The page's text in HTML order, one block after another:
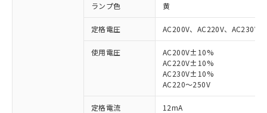
ランプ色 黄
定格電圧 AC200V、AC220V、AC230V
使用電圧
AC200V±10%
AC220V±10%
AC230V±10%
AC220～250V
定格電流 12mA
対応済み：EU RoHS指令（10物質）の
非含有に対応した製品が提供可能な商品で